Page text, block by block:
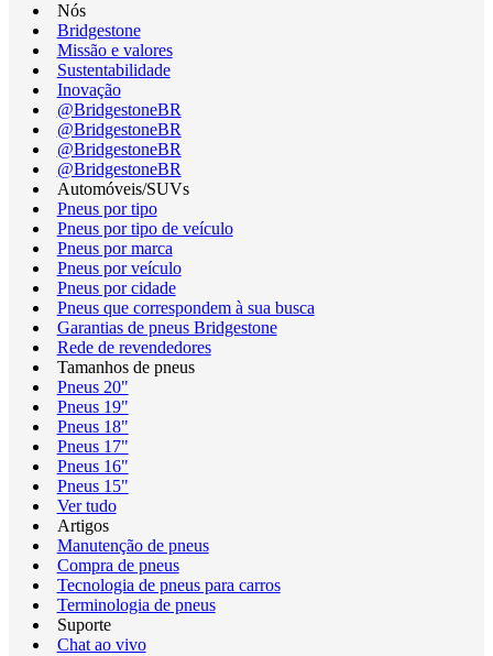
Nós
Bridgestone
Missão e valores
Sustentabilidade
Inovação
@BridgestoneBR
@BridgestoneBR
@BridgestoneBR
@BridgestoneBR
Automóveis/SUVs
Pneus por tipo
Pneus por tipo de veículo
Pneus por marca
Pneus por veículo
Pneus por cidade
Pneus que correspondem à sua busca
Garantias de pneus Bridgestone
Rede de revendedores
Tamanhos de pneus
Pneus 20"
Pneus 19"
Pneus 18"
Pneus 17"
Pneus 16"
Pneus 15"
Ver tudo
Artigos
Manutenção de pneus
Compra de pneus
Tecnologia de pneus para carros
Terminologia de pneus
Suporte
Chat ao vivo